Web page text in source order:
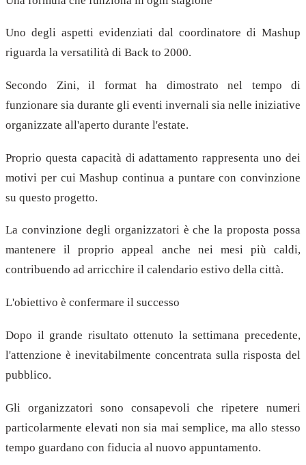
Uno degli aspetti evidenziati dal coordinatore di Mashup
riguarda la versatilità di Back to 2000.
Secondo Zini, il format ha dimostrato nel tempo di
funzionare sia durante gli eventi invernali sia nelle iniziative
organizzate all'aperto durante l'estate.
Proprio questa capacità di adattamento rappresenta uno dei
motivi per cui Mashup continua a puntare con convinzione
su questo progetto.
La convinzione degli organizzatori è che la proposta possa
mantenere il proprio appeal anche nei mesi più caldi,
contribuendo ad arricchire il calendario estivo della città.
L'obiettivo è confermare il successo
Dopo il grande risultato ottenuto la settimana precedente,
l'attenzione è inevitabilmente concentrata sulla risposta del
pubblico.
Gli organizzatori sono consapevoli che ripetere numeri
particolarmente elevati non sia mai semplice, ma allo stesso
tempo guardano con fiducia al nuovo appuntamento.